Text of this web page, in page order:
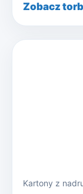
Zobacz
Kartony z